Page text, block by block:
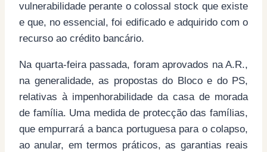
vulnerabilidade perante o colossal stock que existe
e que, no essencial, foi edificado e adquirido com o
recurso ao crédito bancário.
Na quarta-feira passada, foram aprovados na A.R.,
na generalidade, as propostas do Bloco e do PS,
relativas à impenhorabilidade da casa de morada
de família. Uma medida de protecção das famílias,
que empurrará a banca portuguesa para o colapso,
ao anular, em termos práticos, as garantias reais